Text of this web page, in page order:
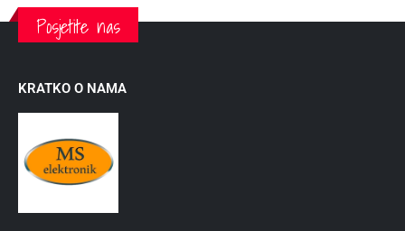
Posjetite nas
KRATKO O NAMA